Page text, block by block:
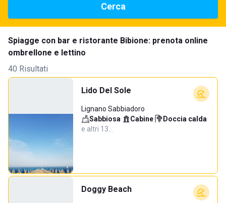
Cerca
Spiagge con bar e ristorante Bibione: prenota online
ombrellone e lettino
40 Risultati
Lido Del Sole
Lignano Sabbiadoro
Sabbiosa· Cabine· Doccia calda·
e altri 13…
Doggy Beach